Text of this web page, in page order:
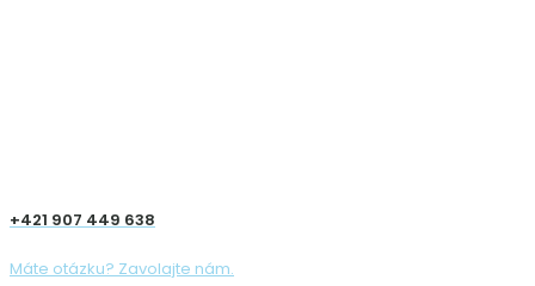
+421 907 449 638
Máte otázku? Zavolajte nám.